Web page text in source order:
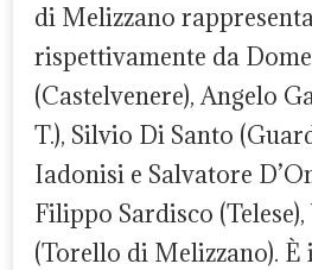
di Melizzano
rispettivamente da
(Castelvenere), Angelo
T.), Silvio Di Santo
Iadonisi e Salvatore
Filippo Sardisco
(Torello di Melizzano).